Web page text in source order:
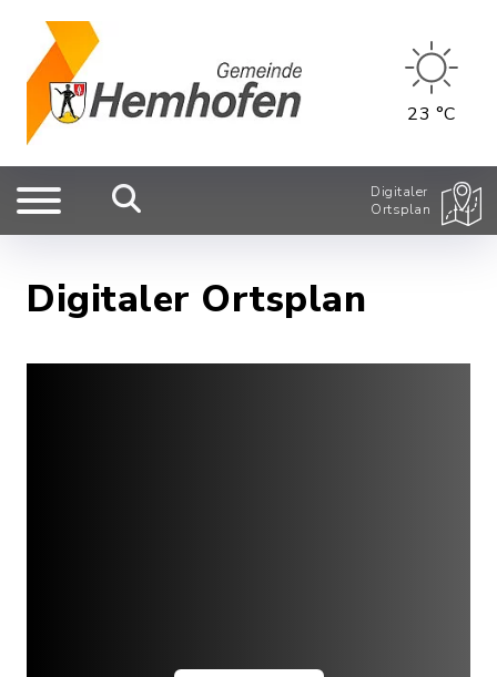
23 °C
Digitaler
Ortsplan
Digitaler Ortsplan